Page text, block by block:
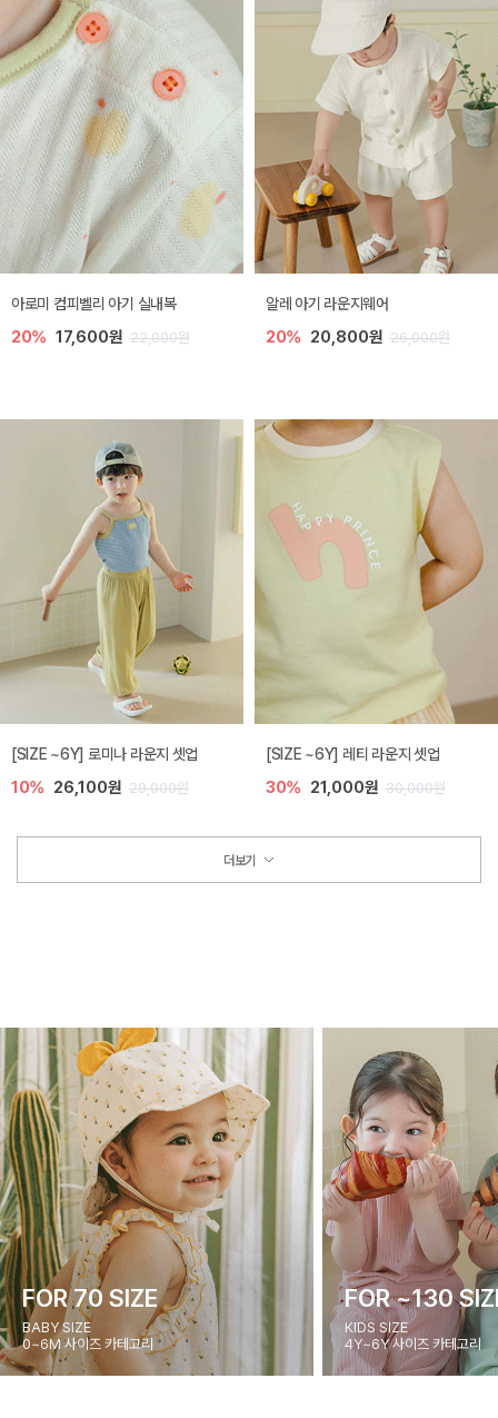
아로미 컴피벨리 아기 실내복
20% 17,600원 22,000원
알레 아기 라운지웨어
20% 20,800원 26,000원
[SIZE ~6Y] 로미나 라운지 셋업
10% 26,100원 29,000원
[SIZE ~6Y] 레티 라운지 셋업
30% 21,000원 30,000원
더보기
FOR 70 SIZE
BABY SIZE
0~6M 사이즈 카테고리
FOR ~130
KIDS SIZE
4Y~6Y 사이즈 카테고리